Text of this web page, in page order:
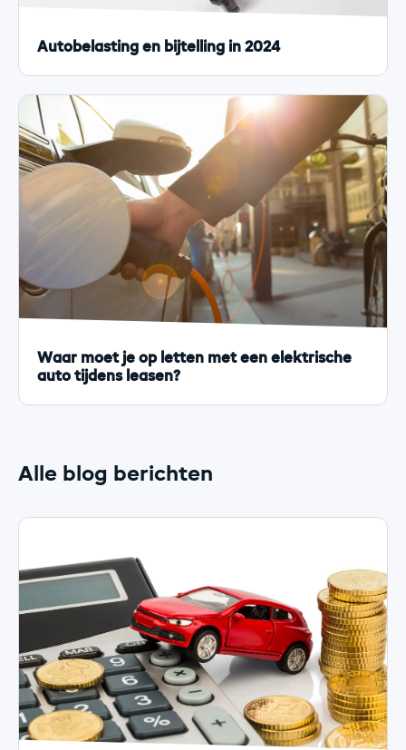
Autobelasting en bijtelling in 2024
Waar moet je op letten met een elektrische
auto tijdens leasen?
Alle blog berichten